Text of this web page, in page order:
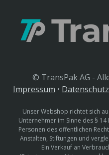
© TransPak AG -
Impressum • Datenschutz
Unser Webshop richtet sich
Unternehmer im Sinne des §
Personen des öffentlichen
Anstalten, Stiftungen und
Ein Verkauf an